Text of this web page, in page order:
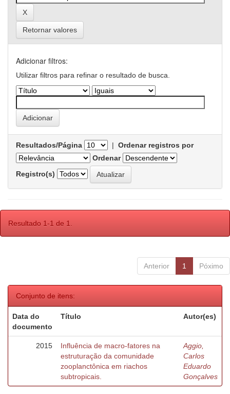
Retornar valores
Adicionar filtros:
Utilizar filtros para refinar o resultado de busca.
Resultados/Página | Ordenar registros por
Ordenar
Registro(s)
Resultado 1-1 de 1.
Anterior 1 Póximo
Conjunto de itens:
Data do
documento
Título Autor(es)
2015
Influência de macro-fatores na
estruturação da comunidade
zooplanctônica em riachos
subtropicais.
Aggio,
Carlos
Eduardo
Gonçalves